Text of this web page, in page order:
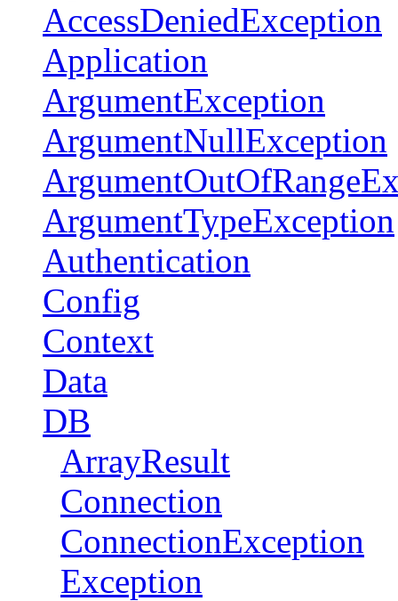
AccessDeniedException
Application
ArgumentException
ArgumentNullException
ArgumentTypeException
Authentication
Config
Context
Data
DB
ArrayResult
Connection
ConnectionException
Exception